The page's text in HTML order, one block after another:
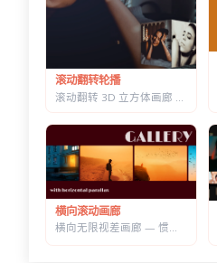
滚动翻转轮播
横向滚动画廊